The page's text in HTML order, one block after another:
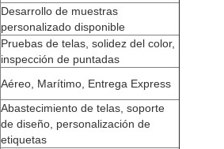
Desarrollo de muestras
personalizado disponible
Pruebas de telas, solidez del color,
inspección de puntadas
Aéreo, Marítimo, Entrega Express
Abastecimiento de telas, soporte
de diseño, personalización de
etiquetas